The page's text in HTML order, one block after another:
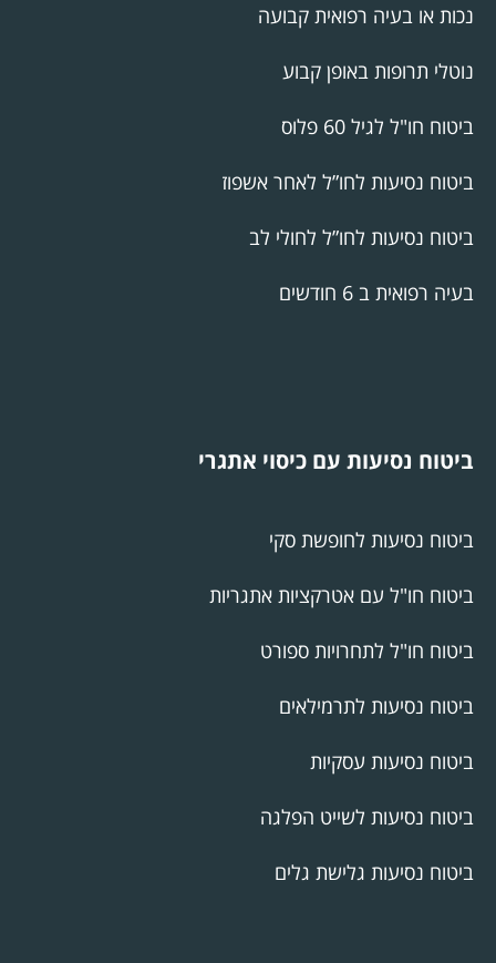
נכות או בעיה רפואית קבועה
נוטלי תרופות באופן קבוע
ביטוח חו"ל לגיל 60 פלוס
ביטוח נסיעות לחו”ל לאחר אשפוז
ביטוח נסיעות לחו”ל לחולי לב
בעיה רפואית ב 6 חודשים
ביטוח נסיעות עם כיסוי אתגרי
ביטוח נסיעות לחופשת סקי
ביטוח חו"ל עם אטרקציות אתגריות
ביטוח חו"ל לתחרויות ספורט
ביטוח נסיעות לתרמילאים
ביטוח נסיעות עסקיות
ביטוח נסיעות לשייט הפלגה
ביטוח נסיעות גלישת גלים